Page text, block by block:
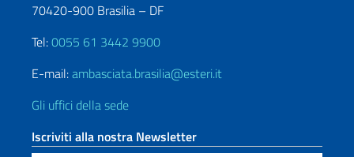
70420-900 Brasilia – DF
Tel:0055 61 3442 9900
E-mail:ambasciata.brasilia@esteri.it
Gli uffici della sede
Iscriviti alla nostra Newsletter